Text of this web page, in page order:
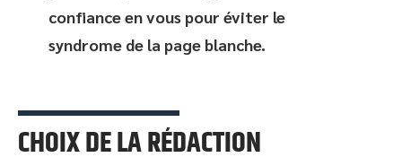
confiance en vous pour éviter le
syndrome de la page blanche.
CHOIX DE LA RÉDACTION